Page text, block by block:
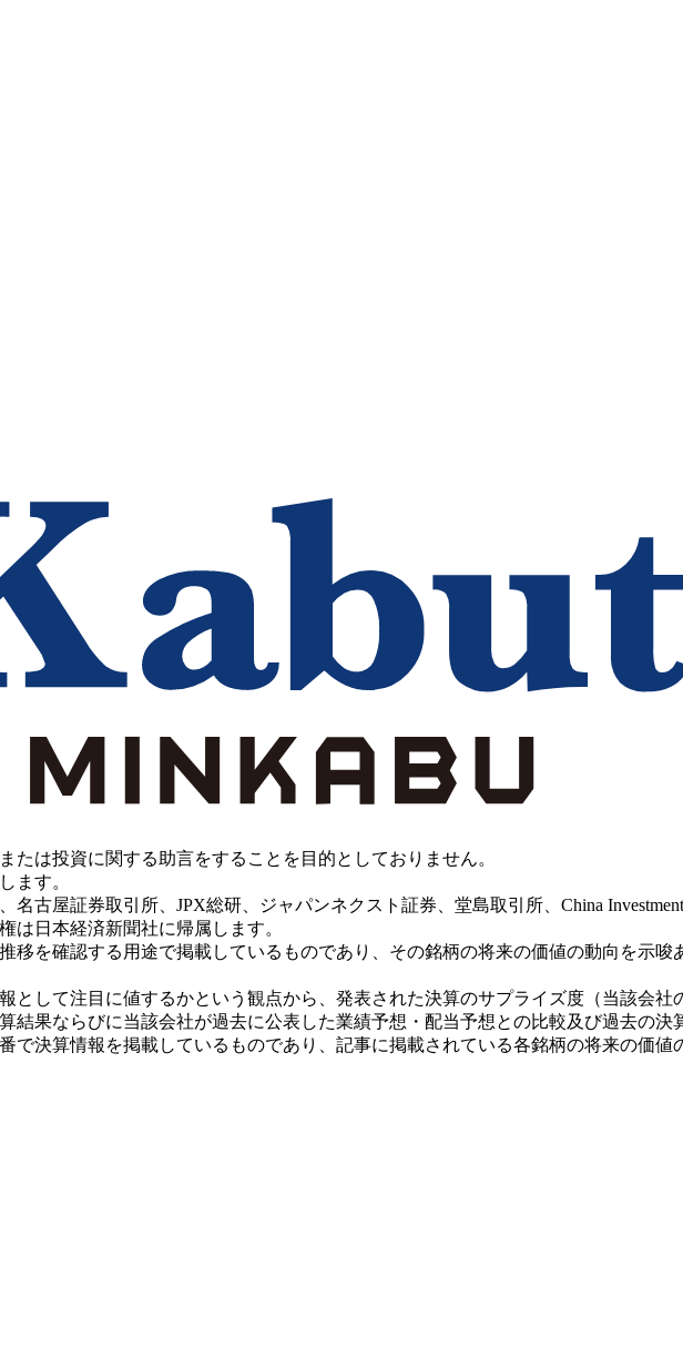
は投資に関する助言をすることを目的としておりません。
ます。
古屋証券取引所、JPX総研、ジャパンネクスト証券、堂島取引所、China Investment
は日本経済新聞社に帰属します。
移を確認する用途で掲載しているものであり、その銘柄の将来の価値の動向を示
として注目に値するかという観点から、発表された決算のサプライズ度（当該会
結果ならびに当該会社が過去に公表した業績予想・配当予想との比較及び過去の
で決算情報を掲載しているものであり、記事に掲載されている各銘柄の将来の価